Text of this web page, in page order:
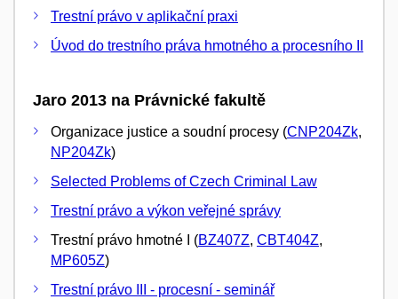
Trestní právo v aplikační praxi
Úvod do trestního práva hmotného a procesního II
Jaro 2013 na Právnické fakultě
Organizace justice a soudní procesy (CNP204Zk,
NP204Zk)
Selected Problems of Czech Criminal Law
Trestní právo a výkon veřejné správy
Trestní právo hmotné I (BZ407Z, CBT404Z,
MP605Z)
Trestní právo III - procesní - seminář